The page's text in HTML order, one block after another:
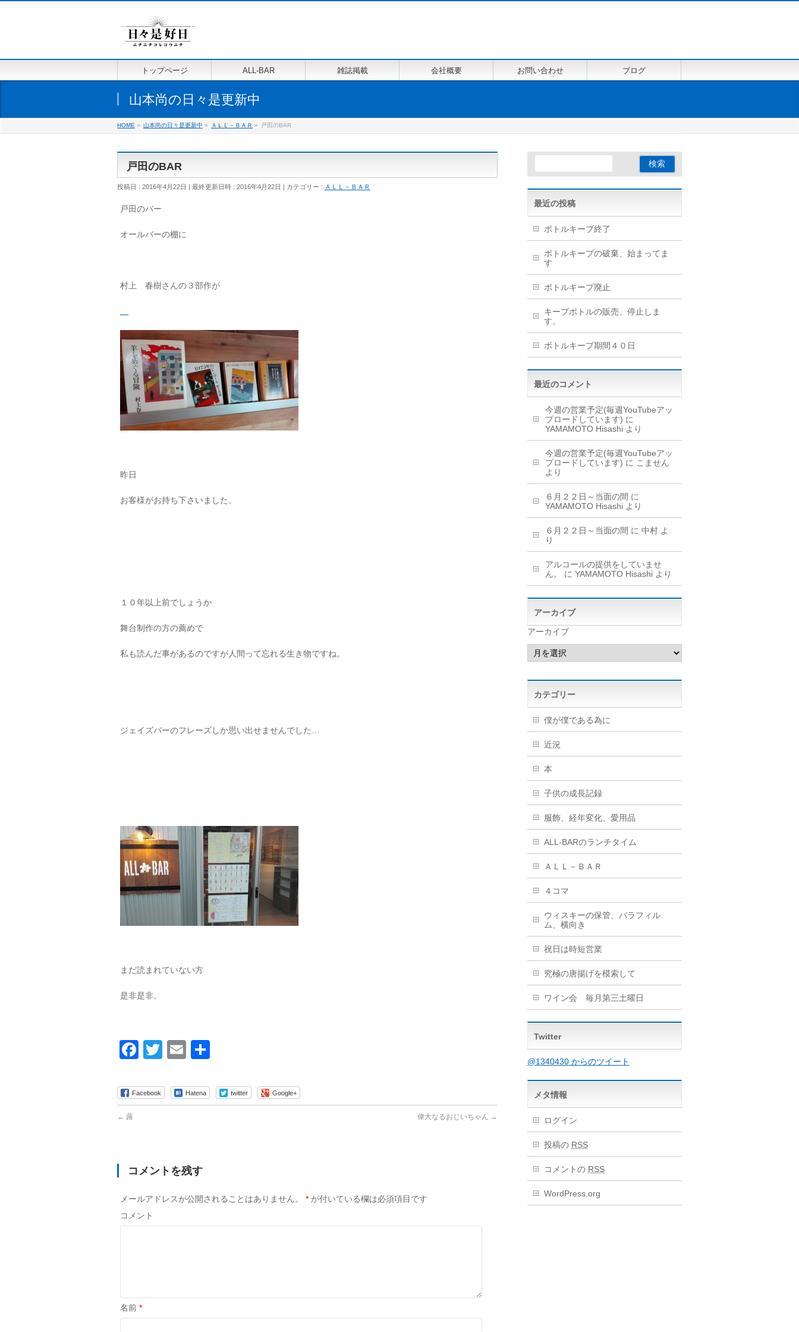
トップページ ALL-BAR 雑誌掲載 会社概要 お問い合わせ ブログ
山本尚の日々是更新中
HOME » 山本尚の日々是更新中 » ＡＬＬ－ＢＡＲ » 戸田のBAR
戸田のBAR
投稿日 : 2016年4月22日 最終更新日時 : 2016年4月22日 カテゴリー : ＡＬＬ－ＢＡＲ
戸田のバー
オールバーの棚に
村上 春樹さんの３部作が
昨日
お客様がお持ち下さいました。
１０年以上前でしょうか
舞台制作の方の薦めで
私も読んだ事があるのですが人間って忘れる生き物ですね。
ジェイズバーのフレーズしか思い出せませんでした…
まだ読まれていない方
是非是非。
Facebook
TwitterEmail
Facebook Hatena twitter Google+
← 蕗 偉大なるおじいちゃん →
コメントを残す
メールアドレスが公開されることはありません。 * が付いている欄は必須項目です
コメント
名前 *
最近の投稿
ボトルキープ終了
ボトルキープの破棄、始まってま
す
ボトルキープ廃止
キープボトルの販売、停止しま
す。
ボトルキープ期間４０日
最近のコメント
今週の営業予定(毎週YouTubeアッ
プロードしています) に
YAMAMOTO Hisashi より
今週の営業予定(毎週YouTubeアッ
プロードしています) に こません
より
６月２２日～当面の間 に
YAMAMOTO Hisashi より
６月２２日～当面の間 に 中村 よ
り
アルコールの提供をしていませ
ん。
に YAMAMOTO Hisashi より
アーカイブ
アーカイブ
カテゴリー
僕が僕である為に
近況
本
子供の成長記録
服飾、経年変化、愛用品
ALL-BARのランチタイム
ＡＬＬ－ＢＡＲ
４コマ
ウィスキーの保管、パラフィル
ム、横向き
祝日は時短営業
究極の唐揚げを模索して
ワイン会 毎月第三土曜日
Twitter
@1340430 からのツイート
メタ情報
ログイン
投稿の RSS
コメントの RSS
WordPress.org